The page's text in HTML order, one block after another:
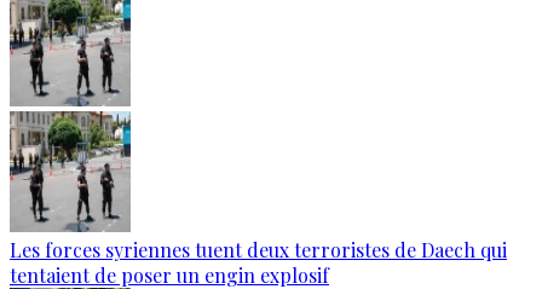
Les forces syriennes tuent deux terroristes de Daech qui
tentaient de poser un engin explosif